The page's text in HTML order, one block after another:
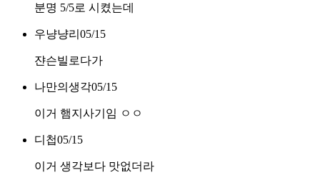
분명 5/5로 시켰는데
우냥냥리 05/15
쟌슨빌로다가
나만의생각05/15
이거 햄지사기임 ㅇㅇ
디첩05/15
이거 생각보다 맛없더라